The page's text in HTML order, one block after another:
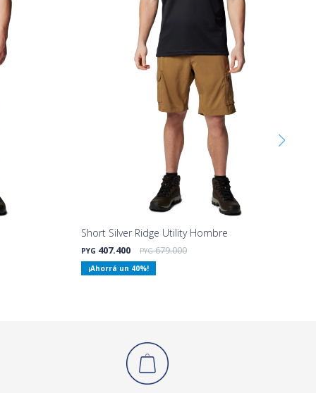
Short Silver Ridge Utility Hombre
PYG 407.400 PYG 679.000
40